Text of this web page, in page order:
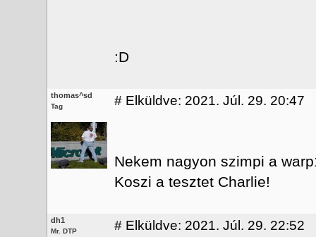
:D
thomas^sd
Tag # Elküldve: 2021. Júl. 29. 20:47
Nekem nagyon szimpi a
Koszi a tesztet Charlie!
dh1
Mr. DTP # Elküldve: 2021. Júl. 29. 22:52